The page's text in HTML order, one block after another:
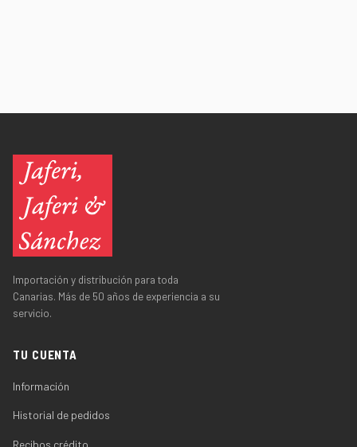
Importación y distribución para toda
Canarias. Más de 50 años de experiencia a su
servicio.
TU CUENTA
Información
Historial de pedidos
Recibos crédito